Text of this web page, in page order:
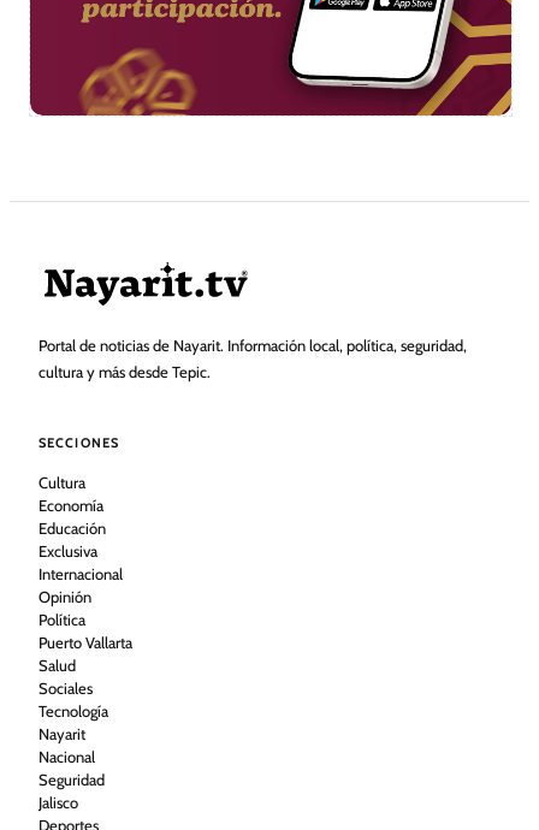
Portal de noticias de Nayarit. Información local, política, seguridad,
cultura y más desde Tepic.
SECCIONES
Cultura
Economía
Educación
Exclusiva
Internacional
Opinión
Política
Puerto Vallarta
Salud
Sociales
Tecnología
Nayarit
Nacional
Seguridad
Jalisco
Deportes